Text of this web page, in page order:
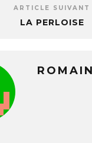
ARTICLE SUIVANT
LA PERLOISE